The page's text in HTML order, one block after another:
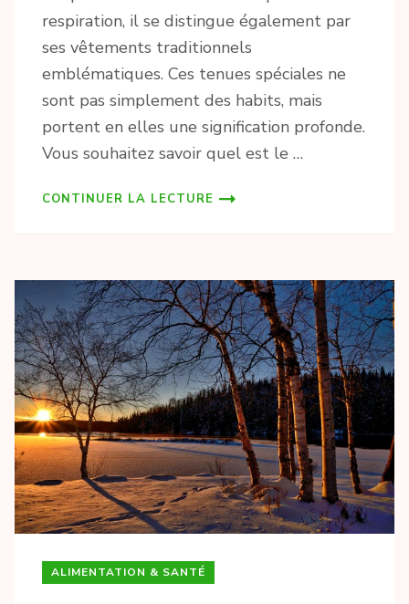
respiration, il se distingue également par
ses vêtements traditionnels
emblématiques. Ces tenues spéciales ne
sont pas simplement des habits, mais
portent en elles une signification profonde.
Vous souhaitez savoir quel est le …
CONTINUER LA LECTURE
ALIMENTATION & SANTÉ